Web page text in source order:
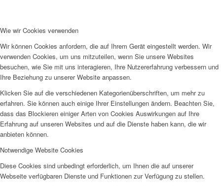
Wie wir Cookies verwenden
Wir können Cookies anfordern, die auf Ihrem Gerät eingestellt werden. Wir
verwenden Cookies, um uns mitzuteilen, wenn Sie unsere Websites
besuchen, wie Sie mit uns interagieren, Ihre Nutzererfahrung verbessern und
Ihre Beziehung zu unserer Website anpassen.
Klicken Sie auf die verschiedenen Kategorienüberschriften, um mehr zu
erfahren. Sie können auch einige Ihrer Einstellungen ändern. Beachten Sie,
dass das Blockieren einiger Arten von Cookies Auswirkungen auf Ihre
Erfahrung auf unseren Websites und auf die Dienste haben kann, die wir
anbieten können.
Notwendige Website Cookies
Diese Cookies sind unbedingt erforderlich, um Ihnen die auf unserer
Webseite verfügbaren Dienste und Funktionen zur Verfügung zu stellen.